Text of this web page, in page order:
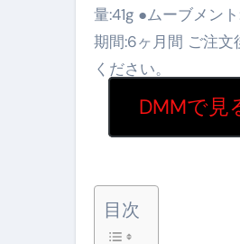
新春
梅干
ブル
量:41g ●ムーブメン
期間:6ヶ月間 ご注
ください。
DMMで見
目次